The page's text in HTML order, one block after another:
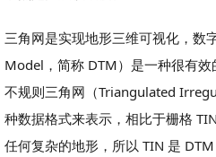
三角网是实现地形三维可视化，数
Model，简称 DTM）是一种很有
不规则三角网（Triangulated
种数据格式来表示，相比于栅格
任何复杂的地形，所以 TIN 是 DTM